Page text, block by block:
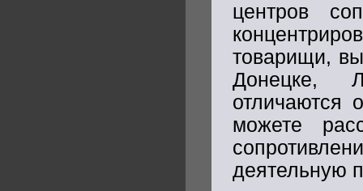
центров
товарищи,
Донецке,
отличаются
можете
деятельную